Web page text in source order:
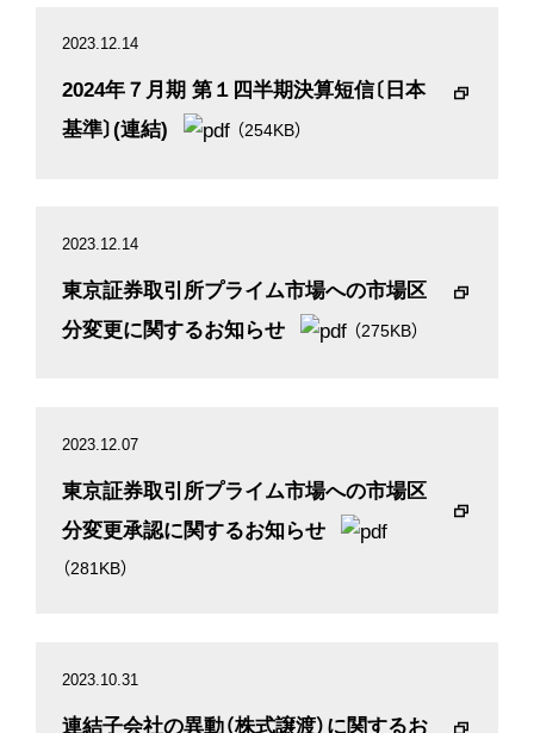
2023.12.14
2024年７月期 第１四半期決算短信〔日本
基準〕(連結)
（254KB）
2023.12.14
東京証券取引所プライム市場への市場区
分変更に関するお知らせ
（275KB）
2023.12.07
東京証券取引所プライム市場への市場区
分変更承認に関するお知らせ
（281KB）
2023.10.31
連結子会社の異動（株式譲渡）に関するお